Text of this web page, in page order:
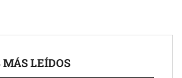
actúa en la recuperación de la piel
LEÍDOS